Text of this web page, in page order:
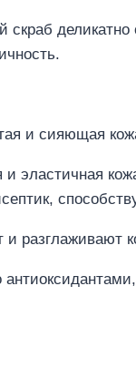
и сияющая
и эластичная
разглаживают